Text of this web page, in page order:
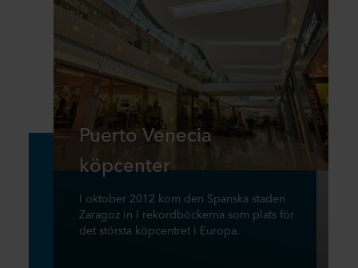
Puerto Venecia
köpcenter
I oktober 2012 kom den Spanska staden
Zaragoz in i rekordböckerna som plats för
det största köpcentret i Europa.